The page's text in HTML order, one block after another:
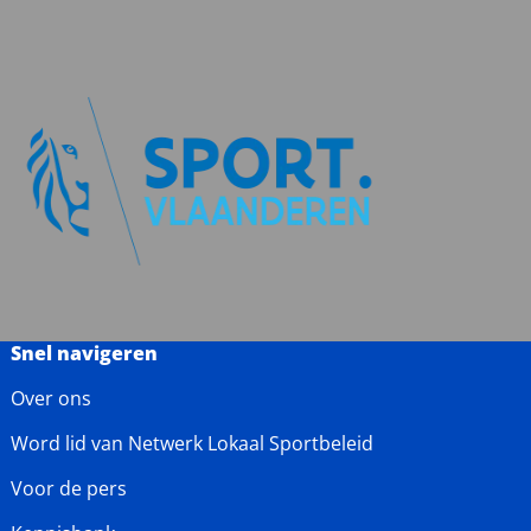
Snel navigeren
Over ons
Word lid van Netwerk Lokaal Sportbeleid
Voor de pers